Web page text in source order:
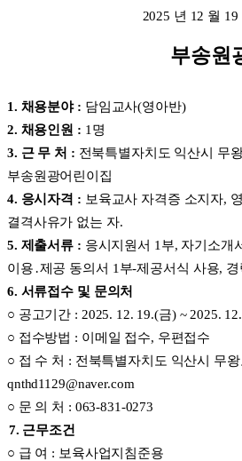
2025 년 12 월 19
부송원
1. 채용분야 : 담임교사(영아반)
2. 채용인원 : 1 명
3. 근 무 처 : 전북특별자치도 익산시 무
부송원광어린이집
4. 응시자격 : 보육교사 자격증 소지자,
결격사유가 없는 자.
5. 제출서류 : 응시지원서 1 부, 자기소개
이용․제공 동의서 1 부-제공서식 사용, 경
6. 서류접수 및 문의처
○ 공고기간 : 2025. 12. 19.(금) ~ 2025.
○ 접수방법 : 이메일 접수, 우편접수
○ 접 수 처 : 전북특별자치도 익산시 무왕
qnthd1129@naver.com
○ 문 의 처 : 063-831-0273
7. 근무조건
○ 급 여 : 보육사업지침준용